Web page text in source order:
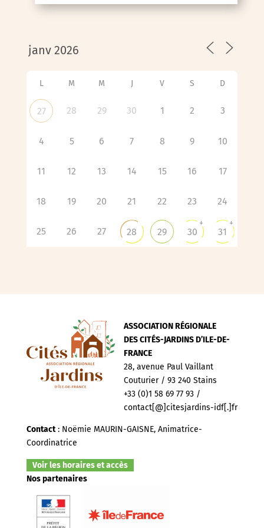
L M M J V S D
27 28 29 30 1 2 3
4 5 6 7 8 9 10
11 12 13 14 15 16 17
18 19 20 21 22 23 24
25 26 27 28 29 30
+
31
+
ASSOCIATION RÉGIONALE
DES CITÉS-JARDINS D’ILE-DE-
FRANCE
28, avenue Paul Vaillant
Couturier / 93 240 Stains
+33 (0)1 58 69 77 93 /
contact[@]citesjardins-idf[.]fr
Contact: Noëmie MAURIN-GAISNE, Animatrice-
Coordinatrice
Voir les horaires et accès
Nos partenaires